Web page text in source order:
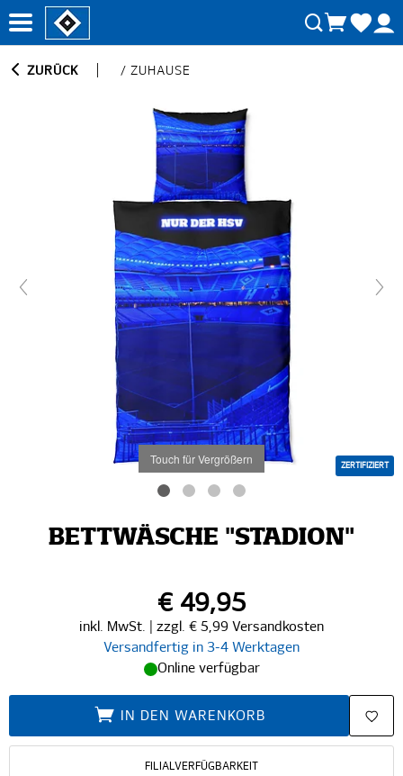
ZURÜCK /ZUHAUSE
Touch für Vergrößern ZERTIFIZIERT
BETTWÄSCHE "STADION"
€ 49,95
inkl. MwSt. | zzgl. € 5,99 Versandkosten
Versandfertig in 3-4 Werktagen
Online verfügbar
IN DEN WARENKORB
FILIALVERFÜGBARKEIT